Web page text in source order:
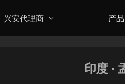
兴安代理商 产品
印度 ·